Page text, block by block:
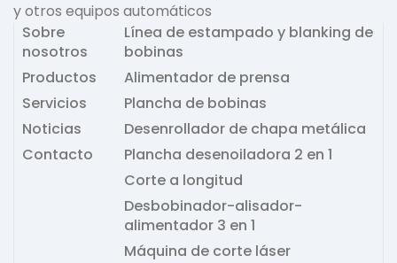
y otros equipos automáticos
Sobre
nosotros
Productos
Servicios
Noticias
Contacto
Línea de estampado y blanking de
bobinas
Alimentador de prensa
Plancha de bobinas
Desenrollador de chapa metálica
Plancha desenoiladora 2 en 1
Corte a longitud
Desbobinador-alisador-
alimentador 3 en 1
Máquina de corte láser